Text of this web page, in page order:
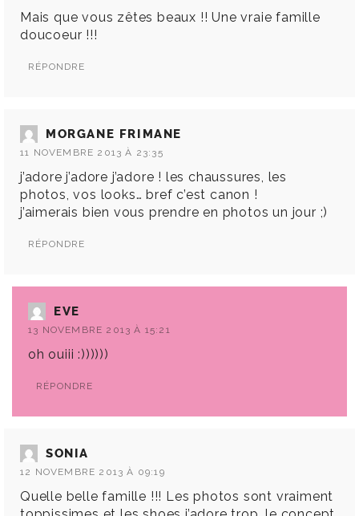
Mais que vous zêtes beaux !! Une vraie famille
doucoeur !!!
RÉPONDRE
MORGANE FRIMANE
11 NOVEMBRE 2013 À 23:35
j’adore j’adore j’adore ! les chaussures, les
photos, vos looks… bref c’est canon !
j’aimerais bien vous prendre en photos un jour ;)
RÉPONDRE
EVE
13 NOVEMBRE 2013 À 15:21
oh ouiii :))))))
RÉPONDRE
SONIA
12 NOVEMBRE 2013 À 09:19
Quelle belle famille !!! Les photos sont vraiment